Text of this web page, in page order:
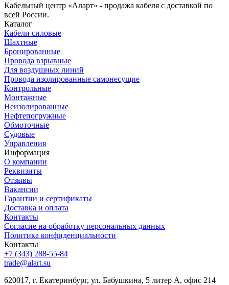
Кабельный центр «Аларт» - продажа кабеля с доставкой по
всей России.
Каталог
Кабели силовые
Шахтные
Бронированные
Провода взрывные
Для воздушных линий
Провода изолированные самонесущие
Контрольные
Монтажные
Неизолированные
Нефтепогружные
Обмоточные
Судовые
Управления
Информация
О компании
Реквизиты
Отзывы
Вакансии
Гарантии и сертификаты
Доставка и оплата
Контакты
Согласие на обработку персональных данных
Политика конфиденциальности
Контакты
+7 (343) 288-55-84
trade@alart.su
620017, г. Екатеринбург, ул. Бабушкина, 5 литер А, офис 214